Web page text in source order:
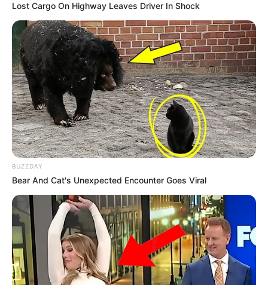
Lost Cargo On Highway Leaves Driver In Shock
BUZZDAY
Bear And Cat's Unexpected Encounter Goes Viral